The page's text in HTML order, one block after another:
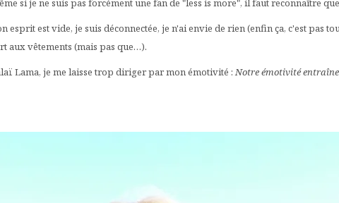
si je ne suis pas forcément une fan de "less is more", il faut reconnaître
esprit est vide, je suis déconnectée, je n'ai envie de rien (enfin ça, c'est pas
aux vêtements (mais pas que…).
Lama, je me laisse trop diriger par mon émotivité :Notre émotivité